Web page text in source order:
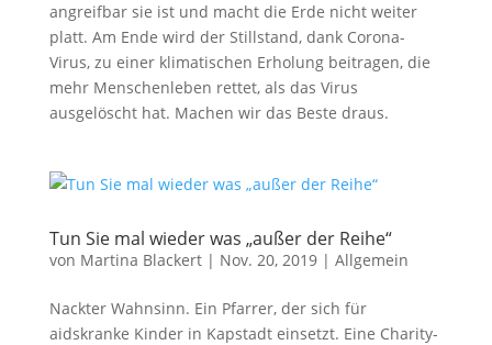
angreifbar sie ist und macht die Erde nicht weiter
platt. Am Ende wird der Stillstand, dank Corona-
Virus, zu einer klimatischen Erholung beitragen, die
mehr Menschenleben rettet, als das Virus
ausgelöscht hat. Machen wir das Beste draus.
Tun Sie mal wieder was „außer der Reihe“
von Martina Blackert| Nov. 20, 2019| Allgemein
Nackter Wahnsinn. Ein Pfarrer, der sich für
aidskranke Kinder in Kapstadt einsetzt. Eine Charity-